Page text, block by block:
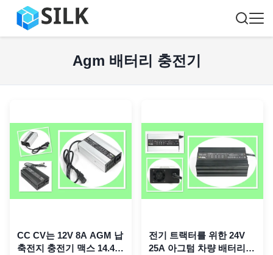
Agm 배터리 충전기
CC CV는 12V 8A AGM 납
축전지 충전기 맥스 14.4V
전기 트랙터를 위한 24V
25A 아그텀 차량 배터리